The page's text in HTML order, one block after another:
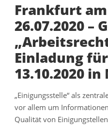
Frankfurt
26.07.2020 –
Einladung
13.10.2020
„Einigungsstelle“ als
vor allem um
Qualität von